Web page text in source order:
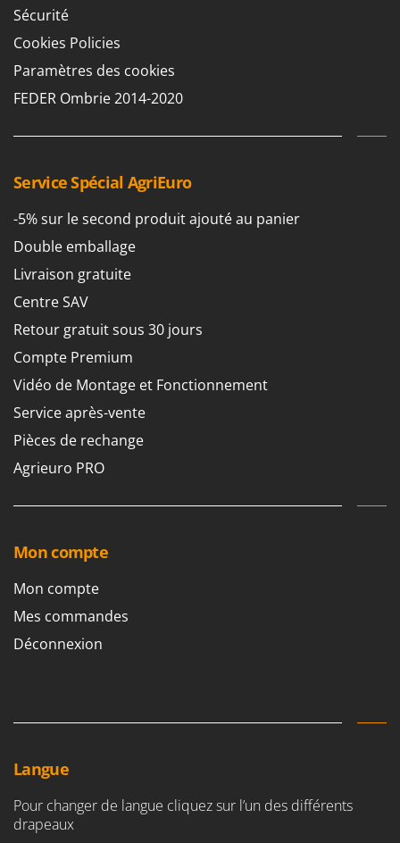
Sécurité
Cookies Policies
Paramètres des cookies
FEDER Ombrie 2014-2020
Service Spécial AgriEuro
-5% sur le second produit ajouté au panier
Double emballage
Livraison gratuite
Centre SAV
Retour gratuit sous 30 jours
Compte Premium
Vidéo de Montage et Fonctionnement
Service après-vente
Pièces de rechange
Agrieuro PRO
Mon compte
Mon compte
Mes commandes
Déconnexion
Langue
Pour changer de langue cliquez sur l’un des différents
drapeaux